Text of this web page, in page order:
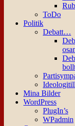
ToDo
Politik
Debatt…
Mina Bilder
WordPress
PlugIn’s
WPadmin